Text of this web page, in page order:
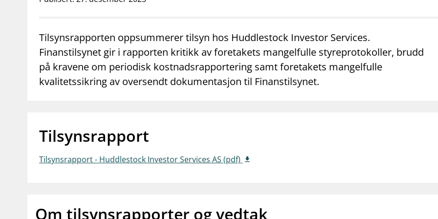
Forbrukerinformasjon
Tilsynsrapporten oppsummerer tilsyn hos Huddlestock Investor Services.
Finanstilsynet gir i rapporten kritikk av foretakets mangelfulle styreprotokoller, brudd
på kravene om periodisk kostnadsrapportering samt foretakets mangelfulle
kvalitetssikring av oversendt dokumentasjon til Finanstilsynet.
Tilsynsrapport
Tilsynsrapport - Huddlestock Investor Services AS (pdf)
Om tilsynsrapporter og vedtak